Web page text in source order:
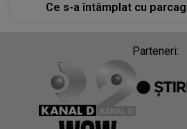
Ce s-a întâmplat cu
Parteneri: